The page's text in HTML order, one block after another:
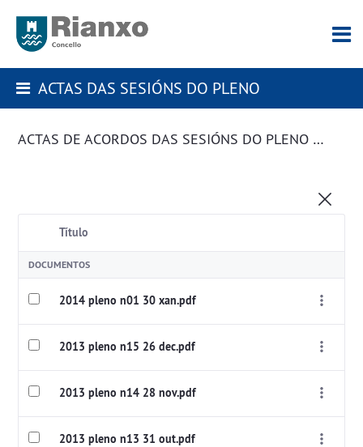
ACTAS DAS SESIÓNS DO PLENO
ACTAS DE ACORDOS DAS SESIÓNS DO PLENO DA CORPORACIÓN
Título
DOCUMENTOS
2014 pleno n01 30 xan.pdf
2013 pleno n15 26 dec.pdf
2013 pleno n14 28 nov.pdf
2013 pleno n13 31 out.pdf